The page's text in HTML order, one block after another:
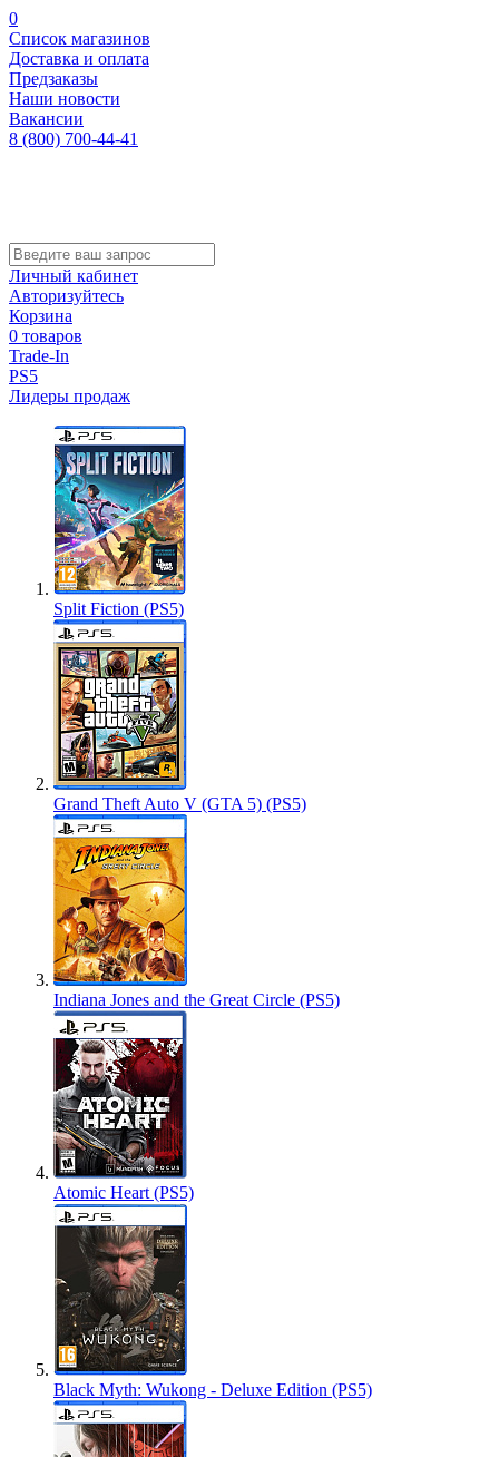
0
Список магазинов
Доставка и оплата
Предзаказы
Наши новости
Вакансии
8 (800) 700-44-41
Личный кабинет
Авторизуйтесь
Корзина
0 товаров
Trade-In
PS5
Лидеры продаж
Split Fiction (PS5)
Grand Theft Auto V (GTA 5) (PS5)
Indiana Jones and the Great Circle (PS5)
Atomic Heart (PS5)
Black Myth: Wukong - Deluxe Edition (PS5)